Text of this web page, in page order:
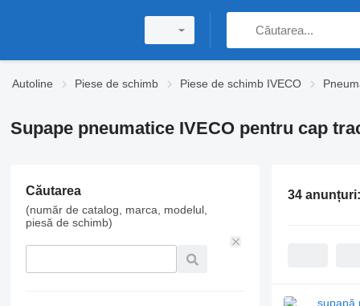
Autoline Piese de schimb Piese de schimb IVECO
Supape pneumatice IVECO pentru cap
Căutarea
(număr de catalog, marca, modelul,
piesă de schimb)
34 anunțuri: